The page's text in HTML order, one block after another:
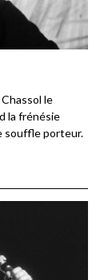
le
la frénésie
souffle porteur.